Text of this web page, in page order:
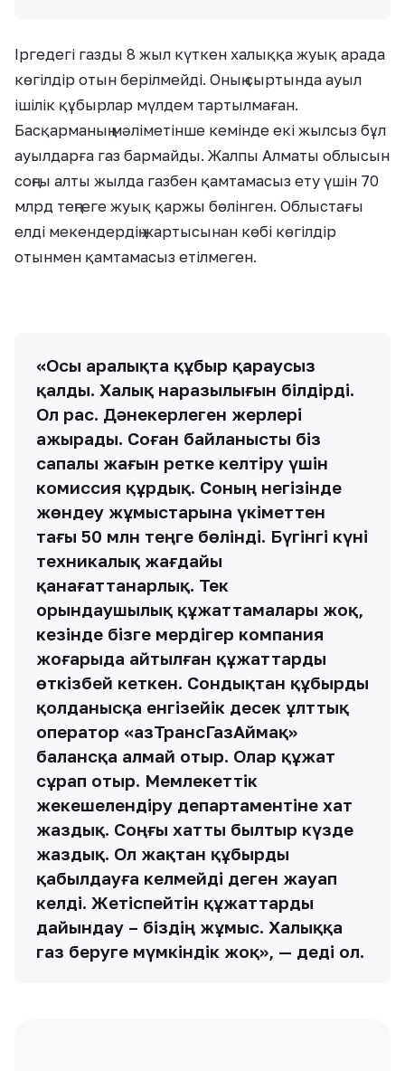
Іргедегі газды 8 жыл күткен халыққа жуық арада
көгілдір отын берілмейді. Оның сыртында ауыл
ішілік құбырлар мүлдем тартылмаған.
Басқарманың мәліметінше кемінде екі жылсыз бұл
ауылдарға газ бармайды. Жалпы Алматы облысын
соңғы алты жылда газбен қамтамасыз ету үшін 70
млрд теңгеге жуық қаржы бөлінген. Облыстағы
елді мекендердің жартысынан көбі көгілдір
отынмен қамтамасыз етілмеген.
«Осы аралықта құбыр қараусыз
қалды. Халық наразылығын білдірді.
Ол рас. Дәнекерлеген жерлері
ажырады. Соған байланысты біз
сапалы жағын ретке келтіру үшін
комиссия құрдық. Соның негізінде
жөндеу жұмыстарына үкіметтен
тағы 50 млн теңге бөлінді. Бүгінгі күні
техникалық жағдайы
қанағаттанарлық. Тек
орындаушылық құжаттамалары жоқ,
кезінде бізге мердігер компания
жоғарыда айтылған құжаттарды
өткізбей кеткен. Сондықтан құбырды
қолданысқа енгізейік десек ұлттық
оператор «ҚазТрансГазАймақ»
балансқа алмай отыр. Олар құжат
сұрап отыр. Мемлекеттік
жекешелендіру департаментіне хат
жаздық. Соңғы хатты былтыр күзде
жаздық. Ол жақтан құбырды
қабылдауға келмейді деген жауап
келді. Жетіспейтін құжаттарды
дайындау – біздің жұмыс. Халыққа
газ беруге мүмкіндік жоқ», — деді ол.